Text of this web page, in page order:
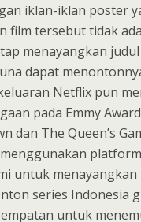
iklan-iklan poster
film tersebut tidak
menayangkan
dapat
Netflix pun
pada Emmy
dan The Queen’s
untuk
series Indonesia
untuk